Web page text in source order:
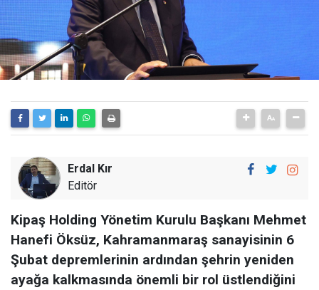
Erdal Kır
Editör
Kipaş Holding Yönetim Kurulu Başkanı Mehmet
Hanefi Öksüz, Kahramanmaraş sanayisinin 6
Şubat depremlerinin ardından şehrin yeniden
ayağa kalkmasında önemli bir rol üstlendiğini